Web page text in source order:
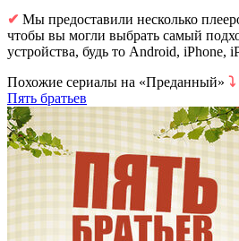
✔ Мы предоставили несколько
чтобы вы могли выбрать самый
устройства, будь то Android, iPhone,
Похожие сериалы на «Преданный» ⤵
Пять братьев